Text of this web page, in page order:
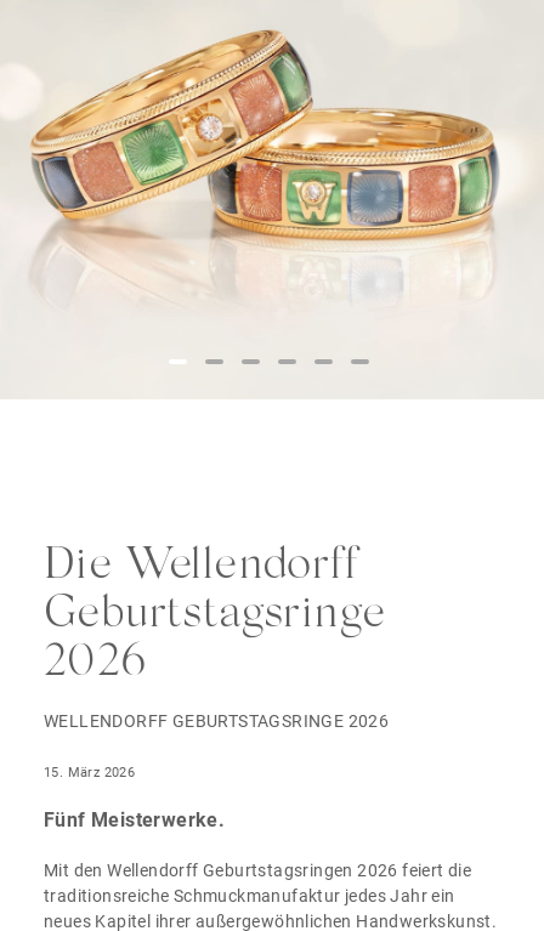
Die Wellendorff
Geburtstagsringe
2026
WELLENDORFF GEBURTSTAGSRINGE 2026
15. März 2026
Fünf Meisterwerke.
Mit den Wellendorff Geburtstagsringen 2026 feiert die
traditionsreiche Schmuckmanufaktur jedes Jahr ein
neues Kapitel ihrer außergewöhnlichen Handwerkskunst.